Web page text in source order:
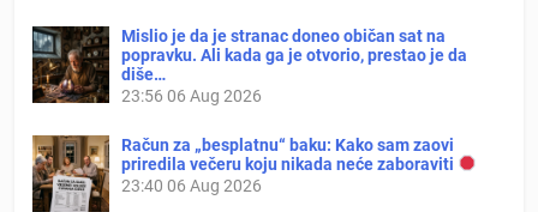
Mislio je da je stranac doneo običan sat na
popravku. Ali kada ga je otvorio, prestao je da
diše…
23:56 06 Aug 2026
Račun za „besplatnu“ baku: Kako sam zaovi
priredila večeru koju nikada neće zaboraviti
23:40 06 Aug 2026